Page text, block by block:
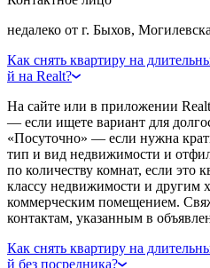
недалеко от г. Быхов,
Как снять квартиру на
й на Realt?
На сайте или в приложении
— если ищете вариант для
«Посуточно» — если нужна
тип и вид недвижимости и
по количеству комнат, если это
классу недвижимости и другим
коммерческим помещением.
контактам, указанным в
Как снять квартиру на
й без посредника?